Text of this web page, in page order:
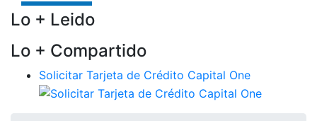
Lo + Leido
Lo + Compartido
Solicitar Tarjeta de Crédito Capital One